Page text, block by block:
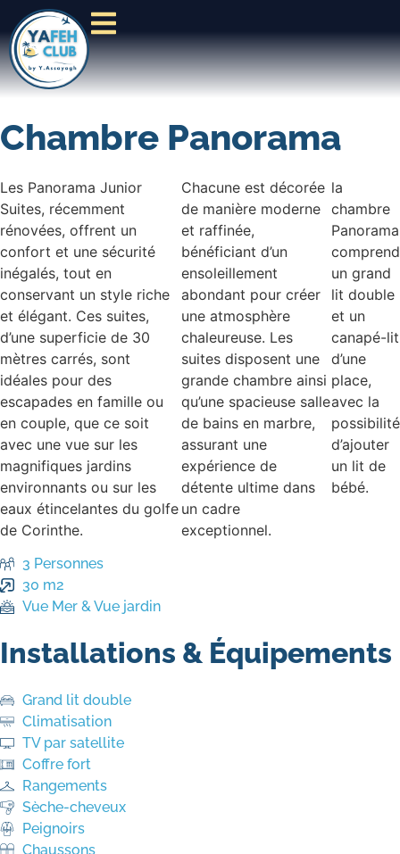
Chambre Panorama
Les Panorama Junior
Suites, récemment
rénovées, offrent un
confort et une sécurité
inégalés, tout en
conservant un style riche
et élégant. Ces suites,
d’une superficie de 30
mètres carrés, sont
idéales pour des
escapades en famille ou
en couple, que ce soit
avec une vue sur les
magnifiques jardins
environnants ou sur les
eaux étincelantes du golfe
de Corinthe.
Chacune est décorée
de manière moderne
et raffinée,
bénéficiant d’un
ensoleillement
abondant pour créer
une atmosphère
chaleureuse. Les
suites disposent une
grande chambre ainsi
qu’une spacieuse salle
de bains en marbre,
assurant une
expérience de
détente ultime dans
un cadre
exceptionnel.
la
chambre
Panorama
comprend
un grand
lit double
et un
canapé-lit
d’une
place,
avec la
possibilité
d’ajouter
un lit de
bébé.
3 Personnes
30 m2
Vue Mer & Vue jardin
Installations & Équipements
Grand lit double
Climatisation
TV par satellite
Coffre fort
Rangements
Sèche-cheveux
Peignoirs
Chaussons